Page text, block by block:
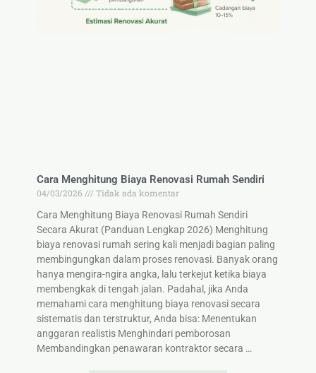
Cara Menghitung Biaya Renovasi Rumah Sendiri
04/03/2026
Tidak ada komentar
Cara Menghitung Biaya Renovasi Rumah Sendiri
Secara Akurat (Panduan Lengkap 2026) Menghitung
biaya renovasi rumah sering kali menjadi bagian paling
membingungkan dalam proses renovasi. Banyak orang
hanya mengira-ngira angka, lalu terkejut ketika biaya
membengkak di tengah jalan. Padahal, jika Anda
memahami cara menghitung biaya renovasi secara
sistematis dan terstruktur, Anda bisa: Menentukan
anggaran realistis Menghindari pemborosan
Membandingkan penawaran kontraktor secara …